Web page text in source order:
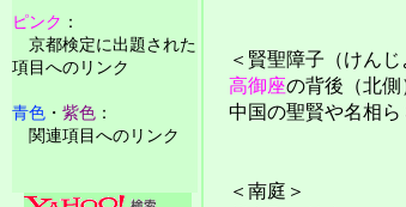
＜賢聖障子（けんじ
高御座の背後（北
中国の聖賢や名相ら
＜南庭＞
ピンク ：
京都検定に出題された
項目へのリンク
青色 ・ 紫色 ：
関連項目へのリンク